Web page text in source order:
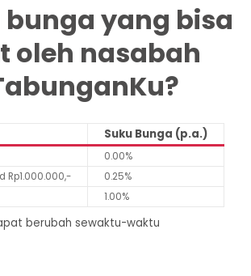
bunga yang bisa
oleh nasabah
Suku Bunga (p.a.)
0.00%
Rp1.000.000,-
0.25%
1.00%
berubah sewaktu-waktu